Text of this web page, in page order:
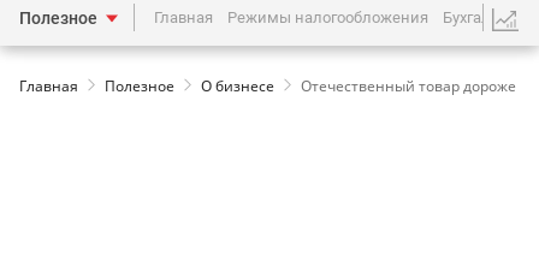
Полезное Главная Режимы налогообложения Бухгалтерия
Главная Полезное О бизнесе Отечественный товар дороже